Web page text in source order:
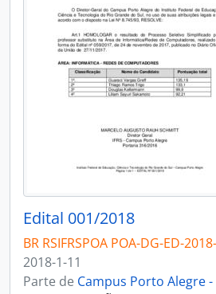
Edital 001/2018
BR RSIFRSPOA POA-DG-ED-
2018-1-11
Parte de Campus Porto Alegre -